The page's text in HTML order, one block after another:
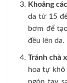
Khoảng
da từ 15
bơm để
đều lên da.
Tránh chà
hoa tự khô
ngón tay